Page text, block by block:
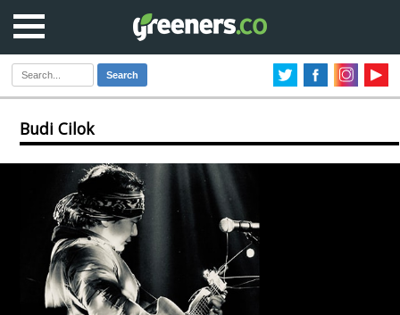
Search
Budi Cilok